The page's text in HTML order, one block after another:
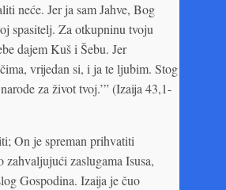
neće. Jer ja sam Jahve, Bog
spasitelj. Za otkupninu tvoju
dajem Kuš i Šebu. Jer
vrijedan si, i ja te ljubim. Stog
za život tvoj.’” (Izaija 43,1-
On je spreman prihvatiti
zahvaljujući zaslugama Isusa,
Gospodina. Izaija je čuo